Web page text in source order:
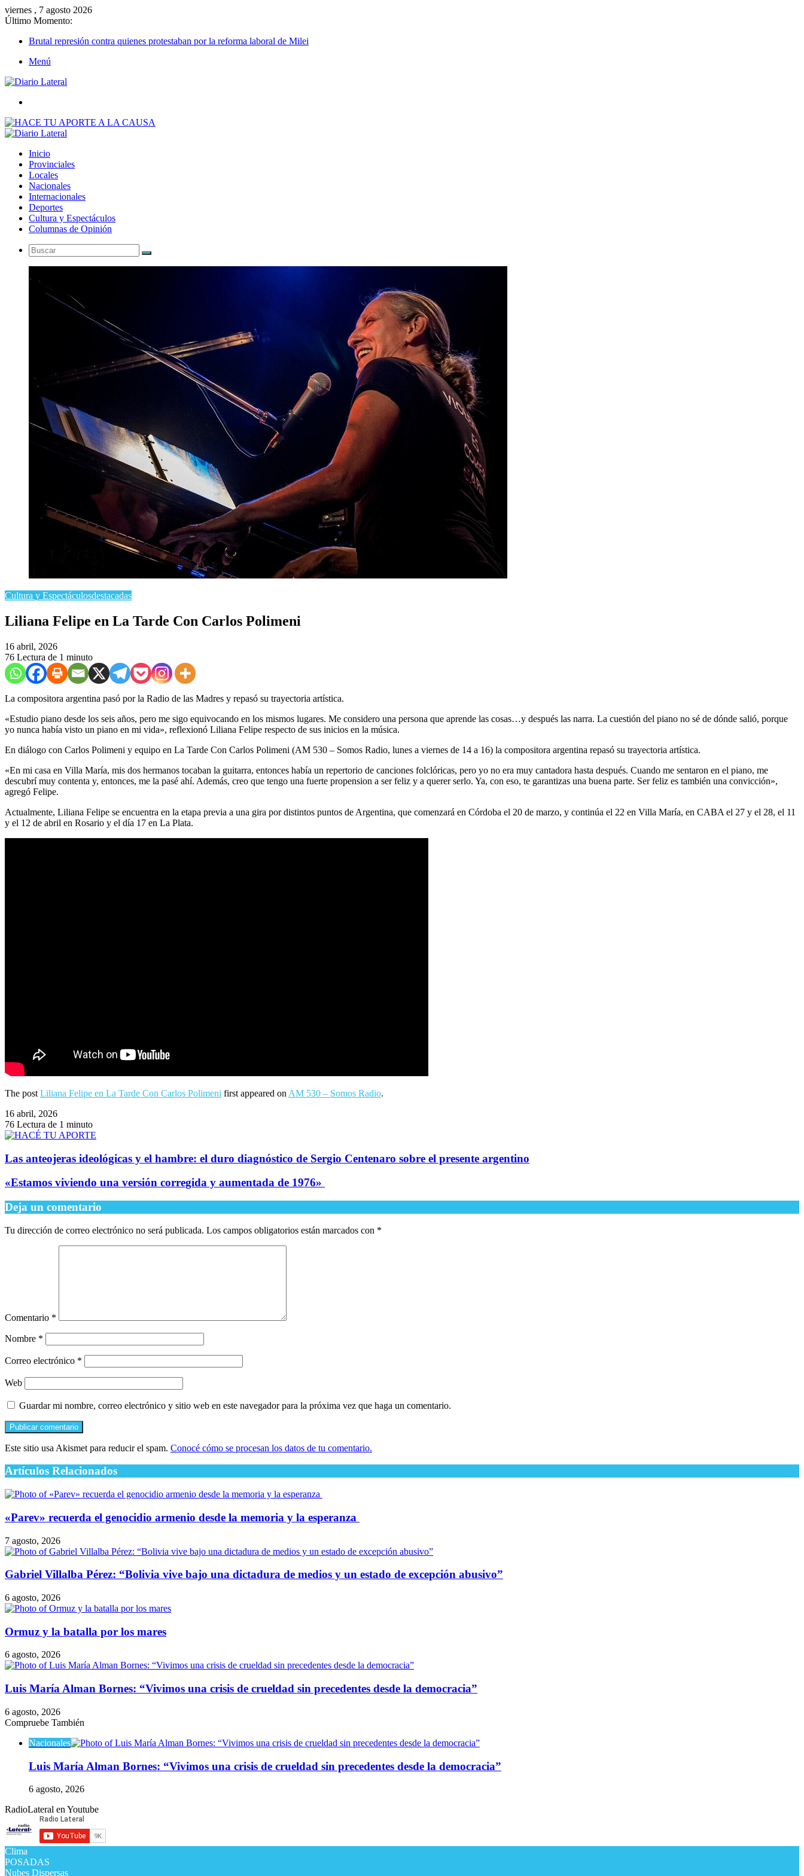
viernes , 7 agosto 2026
Último Momento:
Brutal represión contra quienes protestaban por la reforma laboral de Milei
Menú
Inicio
Provinciales
Locales
Nacionales
Internacionales
Deportes
Cultura y Espectáculos
Columnas de Opinión
Buscar
Cultura y Espectáculosdestacadas
​Liliana Felipe en La Tarde Con Carlos Polimeni
16 abril, 2026
76 Lectura de 1 minuto
La compositora argentina pasó por la Radio de las Madres y repasó su trayectoria artística.
«Estudio piano desde los seis años, pero me sigo equivocando en los mismos lugares. Me considero una persona que aprende las cosas…y después las narra. La cuestión del piano no sé de dónde salió, porque
yo nunca había visto un piano en mi vida», reflexionó Liliana Felipe respecto de sus inicios en la música.
En diálogo con Carlos Polimeni y equipo en La Tarde Con Carlos Polimeni (AM 530 – Somos Radio, lunes a viernes de 14 a 16) la compositora argentina repasó su trayectoria artística.
«En mi casa en Villa María, mis dos hermanos tocaban la guitarra, entonces había un repertorio de canciones folclóricas, pero yo no era muy cantadora hasta después. Cuando me sentaron en el piano, me
descubrí muy contenta y, entonces, me la pasé ahí. Además, creo que tengo una fuerte propension a ser feliz y a querer serlo. Ya, con eso, te garantizas una buena parte. Ser feliz es también una convicción»,
agregó Felipe.
Actualmente, Liliana Felipe se encuentra en la etapa previa a una gira por distintos puntos de Argentina, que comenzará en Córdoba el 20 de marzo, y continúa el 22 en Villa María, en CABA el 27 y el 28, el 11
y el 12 de abril en Rosario y el día 17 en La Plata.
The post Liliana Felipe en La Tarde Con Carlos Polimeni first appeared on AM 530 – Somos Radio.
16 abril, 2026
76 Lectura de 1 minuto
Las anteojeras ideológicas y el hambre: el duro diagnóstico de Sergio Centenaro sobre el presente argentino
​«Estamos viviendo una versión corregida y aumentada de 1976»
Deja un comentario
Tu dirección de correo electrónico no será publicada. Los campos obligatorios están marcados con *
Comentario *
Nombre *
Correo electrónico *
Web
Guardar mi nombre, correo electrónico y sitio web en este navegador para la próxima vez que haga un comentario.
Este sitio usa Akismet para reducir el spam. Conocé cómo se procesan los datos de tu comentario.
Artículos Relacionados
​«Parev» recuerda el genocidio armenio desde la memoria y la esperanza
7 agosto, 2026
Gabriel Villalba Pérez: “Bolivia vive bajo una dictadura de medios y un estado de excepción abusivo”
6 agosto, 2026
Ormuz y la batalla por los mares
6 agosto, 2026
Luis María Alman Bornes: “Vivimos una crisis de crueldad sin precedentes desde la democracia”
6 agosto, 2026
Compruebe También
Nacionales
Luis María Alman Bornes: “Vivimos una crisis de crueldad sin precedentes desde la democracia”
6 agosto, 2026
RadioLateral en Youtube
Clima
POSADAS
Nubes Dispersas